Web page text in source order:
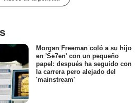
Morgan Freeman coló a su hijo
en 'Se7en' con un pequeño
papel: después ha seguido con
la carrera pero alejado del
'mainstream'